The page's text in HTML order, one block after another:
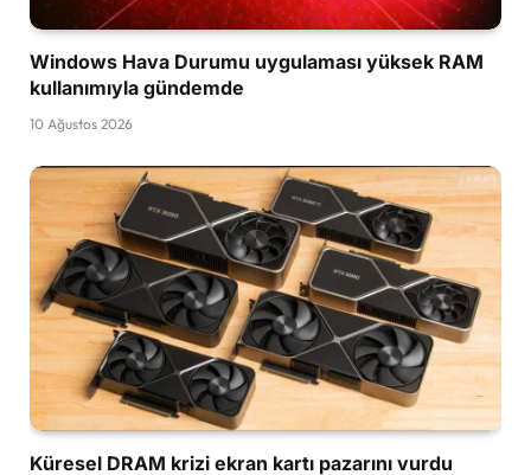
Windows Hava Durumu uygulaması yüksek RAM
kullanımıyla gündemde
10 Ağustos 2026
Küresel DRAM krizi ekran kartı pazarını vurdu